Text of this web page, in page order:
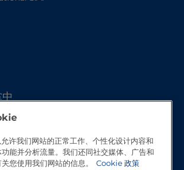
许我们网站的正常工作、个性化设计内容和
能并分析流量。我们还同社交媒体、广告和
您使用我们网站的信息。
Cookie 政策